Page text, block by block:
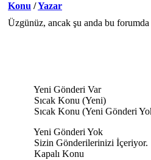
Konu /Yazar
Üzgünüz, ancak şu anda bu
Yeni Gönderi Var
Sıcak Konu (Yeni)
Sıcak Konu (Yeni Gönderi
Yeni Gönderi Yok
Sizin Gönderilerinizi İçeriyor.
Kapalı Konu